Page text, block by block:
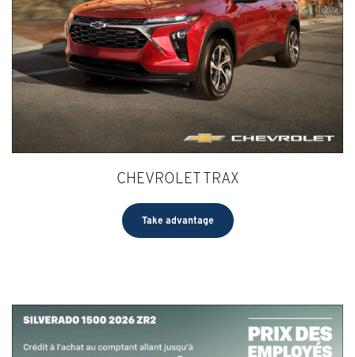
CHEVROLET TRAX
Take advantage